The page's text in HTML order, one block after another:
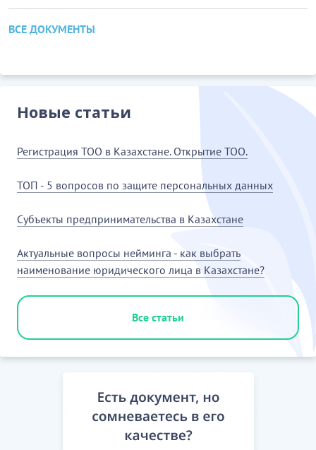
ВСЕ ДОКУМЕНТЫ
Новые статьи
Регистрация ТОО в Казахстане. Открытие ТОО.
ТОП - 5 вопросов по защите персональных данных
Субъекты предпринимательства в Казахстане
Актуальные вопросы нейминга - как выбрать
наименование юридического лица в Казахстане?
Все статьи